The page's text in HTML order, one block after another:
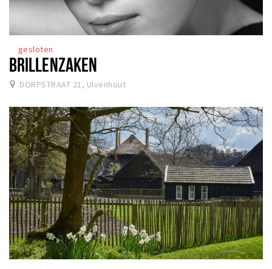
gesloten
BRILLENZAKEN
DORPSTRAAT 21, Ulvenhout